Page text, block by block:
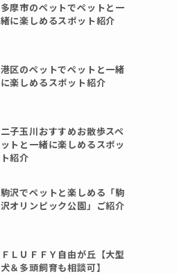
多摩市のペットでペットと一
緒に楽しめるスポット紹介
港区のペットでペットと一緒
に楽しめるスポット紹介
二子玉川おすすめお散歩スペ
ットと一緒に楽しめるスポッ
ト紹介
駒沢でペットと楽しめる「駒
沢オリンピック公園」ご紹介
ＦＬＵＦＦＹ自由が丘【大型
犬＆多頭飼育も相談可】